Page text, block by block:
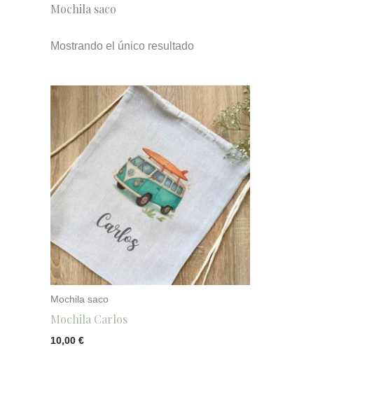
Mochila saco
Mostrando el único resultado
Mochila saco
Mochila Carlos
10,00 €